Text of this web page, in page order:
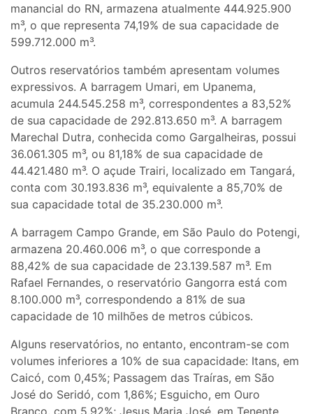
manancial do RN, armazena atualmente 444.925.900
m³, o que representa 74,19% de sua capacidade de
599.712.000 m³.
Outros reservatórios também apresentam volumes
expressivos. A barragem Umari, em Upanema,
acumula 244.545.258 m³, correspondentes a 83,52%
de sua capacidade de 292.813.650 m³. A barragem
Marechal Dutra, conhecida como Gargalheiras, possui
36.061.305 m³, ou 81,18% de sua capacidade de
44.421.480 m³. O açude Trairi, localizado em Tangará,
conta com 30.193.836 m³, equivalente a 85,70% de
sua capacidade total de 35.230.000 m³.
A barragem Campo Grande, em São Paulo do Potengi,
armazena 20.460.006 m³, o que corresponde a
88,42% de sua capacidade de 23.139.587 m³. Em
Rafael Fernandes, o reservatório Gangorra está com
8.100.000 m³, correspondendo a 81% de sua
capacidade de 10 milhões de metros cúbicos.
Alguns reservatórios, no entanto, encontram-se com
volumes inferiores a 10% de sua capacidade: Itans, em
Caicó, com 0,45%; Passagem das Traíras, em São
José do Seridó, com 1,86%; Esguicho, em Ouro